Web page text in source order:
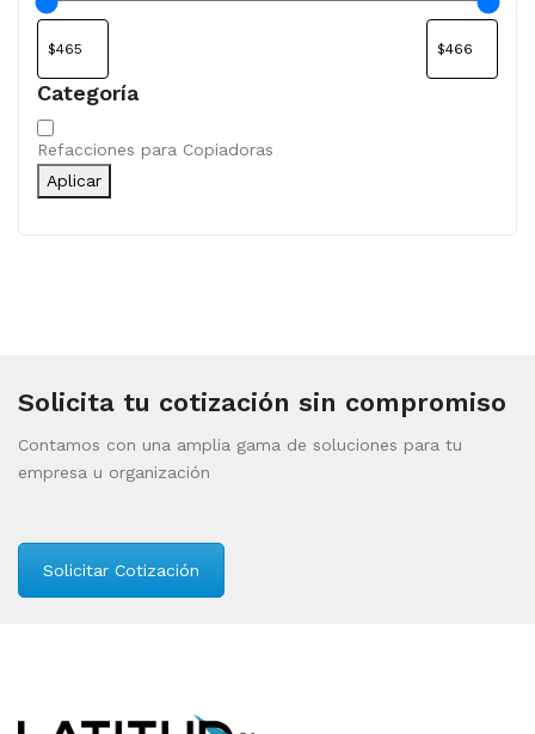
Categoría
Categoría
Refacciones para Copiadoras
Aplicar
Solicita tu cotización sin compromiso
Contamos con una amplia gama de soluciones para tu
empresa u organización
Solicitar Cotización